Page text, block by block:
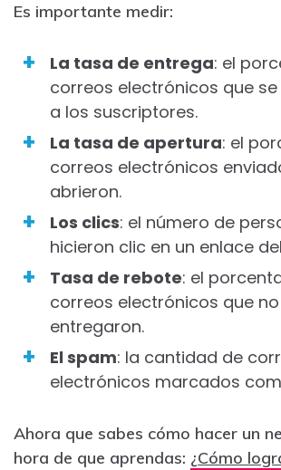
Es importante medir:
La tasa de entrega: el
correos electrónicos que
a los suscriptores.
La tasa de apertura: el
correos electrónicos
abrieron.
Los clics: el número de
hicieron clic en un enlace
Tasa de rebote: el
correos electrónicos que
entregaron.
El spam: la cantidad de
electrónicos marcados
Ahora que sabes cómo hacer un
hora de que aprendas: ¿Cómo